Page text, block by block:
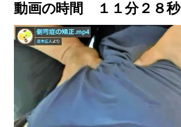
動画の時間 １１分２８秒